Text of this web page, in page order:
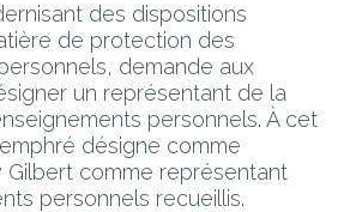
des dispositions
de protection des
demande aux
un représentant de la
personnels. À cet
désigne comme
comme représentant
personnels recueillis.